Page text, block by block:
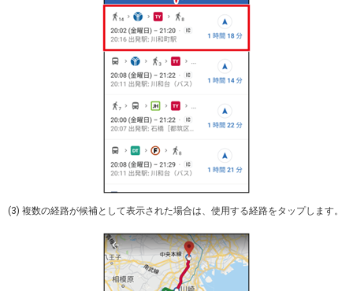
(3) 複数の経路が候補として表示された場合は、使用する経路をタップします。